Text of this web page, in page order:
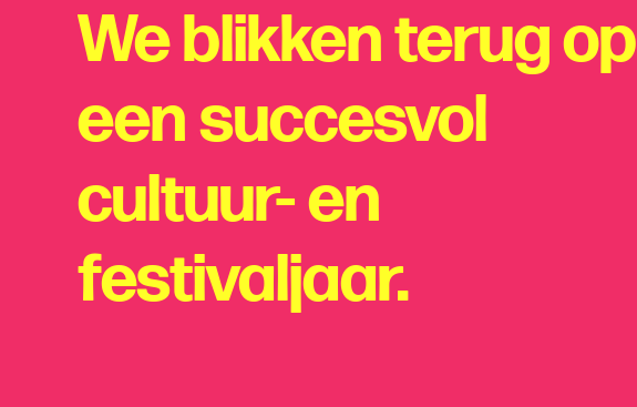
We blikken terug op
een succesvol
cultuur- en
festivaljaar.